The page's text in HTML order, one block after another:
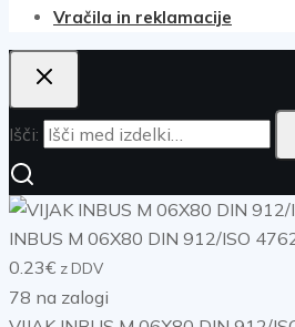
Vračila in reklamacije
Išči:
INBUS M 06X80 DIN 912/ISO
0.23€ z DDV
78 na zalogi